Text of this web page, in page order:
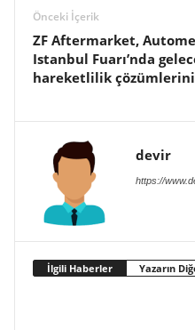
Önceki İçerik
ZF Aftermarket,
Istanbul Fuarı’nda
hareketlilik
devir
https://
İlgili Haberler Yazarın